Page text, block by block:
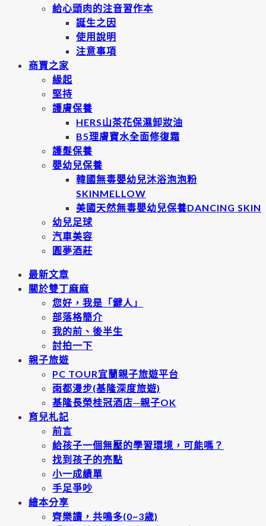
給心頭肉的注音習作本
誕生之因
使用說明
注意事項
商賈之家
緣起
堅持
護膚保養
HERS山茶花保濕卸妝油
B5理膚寶水全面修復霜
護髮保養
嬰幼兒保養
韓國無毒嬰幼兒沐浴泡泡粉
SKINMELLOW
美國天然無毒嬰幼兒保養DANCING SKIN
幼兒足球
汽車美容
圓夢酒莊
最新文章
關於雙丁麻麻
您好，我是「鍵人」
部落格簡介
我的前、後半生
討拍一下
親子旅遊
PC TOUR宜蘭親子旅遊平台
雨都漫步(基隆深度旅遊)
基隆長榮桂冠酒店─親子OK
育兒札記
前言
給孩子一個無壓的學習環境，可能嗎？
找到孩子的亮點
小一成績單
手足爭吵
繪本分享
齊樂讀，共鳴多(0~3歲)